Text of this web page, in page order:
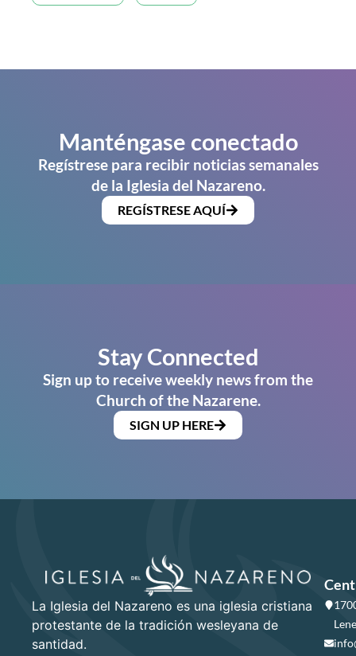
Manténgase conectado
Regístrese para recibir noticias semanales
de la Iglesia del Nazareno.
REGÍSTRESE AQUÍ
Stay Connected
Sign up to receive weekly news from the
Church of the Nazarene.
SIGN UP HERE
La Iglesia del Nazareno es una iglesia cristiana
protestante de la tradición wesleyana de
santidad.